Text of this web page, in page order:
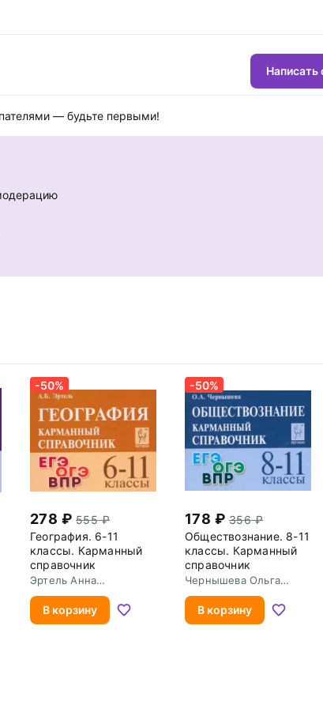
Написать
— будьте первыми!
-50%
278
555
География. 6-11
классы. Карманный
справочник
Эртель Анна
Борисовна
В корзину
-50%
178
356
Обществознание. 8-11
классы. Карманный
справочник
Чернышева Ольга
Александровна
В корзину